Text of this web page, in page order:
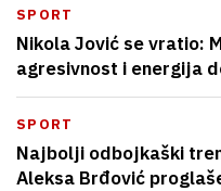
SPORT
Nikola Jović se vratio:
agresivnost i energija
SPORT
Najbolji odbojkaški
Aleksa Brđović